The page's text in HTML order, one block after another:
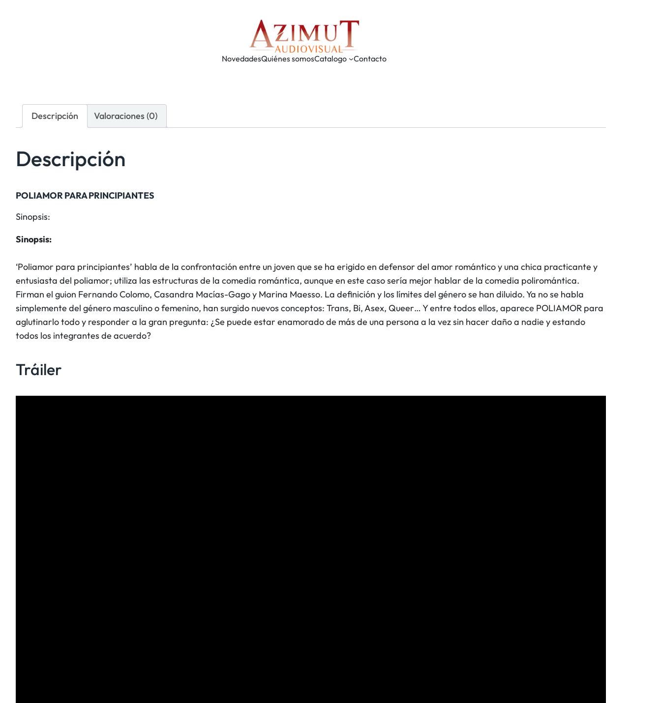
NovedadesQuiénes somosCatalogo Contacto
Descripción Valoraciones (0)
Descripción
POLIAMOR PARA PRINCIPIANTES
Sinopsis:
Sinopsis:
‘Poliamor para principiantes’ habla de la confrontación entre un joven que se ha erigido en defensor del amor romántico y una chica practicante y
entusiasta del poliamor; utiliza las estructuras de la comedia romántica, aunque en este caso sería mejor hablar de la comedia poliromántica.
Firman el guion Fernando Colomo, Casandra Macías-Gago y Marina Maesso. La definición y los límites del género se han diluido. Ya no se habla
simplemente del género masculino o femenino, han surgido nuevos conceptos: Trans, Bi, Asex, Queer… Y entre todos ellos, aparece POLIAMOR para
aglutinarlo todo y responder a la gran pregunta: ¿Se puede estar enamorado de más de una persona a la vez sin hacer daño a nadie y estando
todos los integrantes de acuerdo?
Tráiler